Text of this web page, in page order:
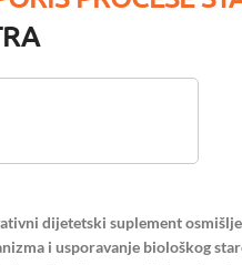
dijetetski suplement
i usporavanje biološkog